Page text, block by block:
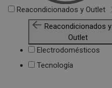
Reacondicionados y Outlet
Reacondicionados y
Outlet
Electrodomésticos
Tecnología